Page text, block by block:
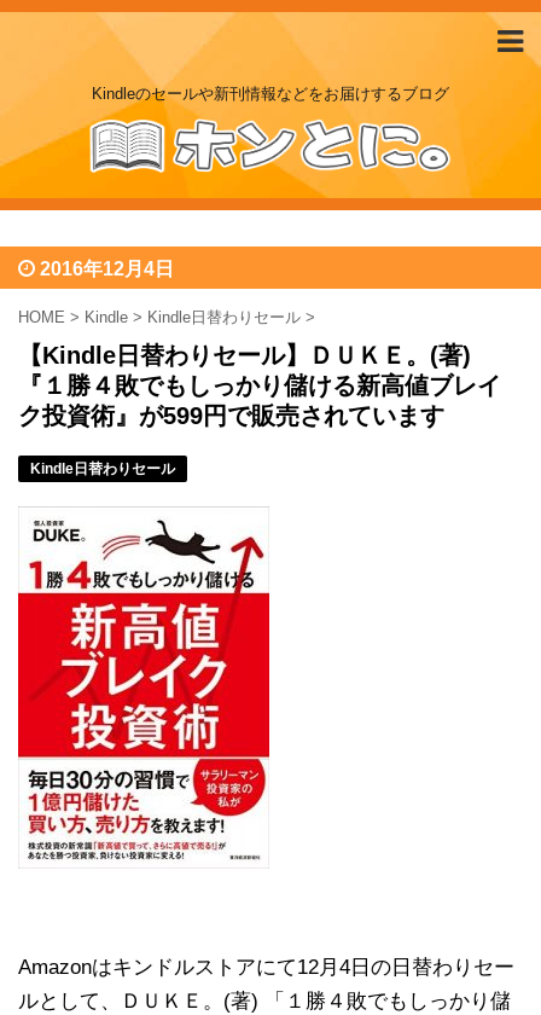
Kindleのセールや新刊情報などをお届けするブログ
2016年12月4日
HOME > Kindle > Kindle日替わりセール >
【Kindle日替わりセール】ＤＵＫＥ。(著)
『１勝４敗でもしっかり儲ける新高値ブレイ
ク投資術』が599円で販売されています
Kindle日替わりセール
Amazonはキンドルストアにて12月4日の日替わりセー
ルとして、ＤＵＫＥ。(著) 「１勝４敗でもしっかり儲